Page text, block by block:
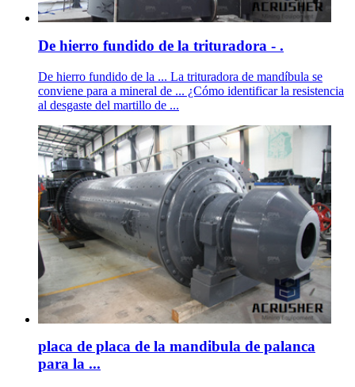
De hierro fundido de la trituradora - .
De hierro fundido de la ... La trituradora de mandíbula se
conviene para a mineral de ... ¿Cómo identificar la resistencia
al desgaste del martillo de ...
placa de placa de la mandibula de palanca
para la ...